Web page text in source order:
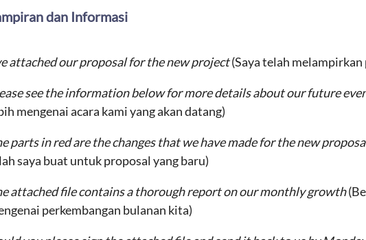
dan Informasi
attached our proposal for the new project(Saya telah
see the information below for more details about our future
mengenai acara kami yang akan datang)
parts in red are the changes that we have made for the new
saya buat untuk proposal yang baru)
attached file contains a thorough report on our monthly growth
perkembangan bulanan kita)